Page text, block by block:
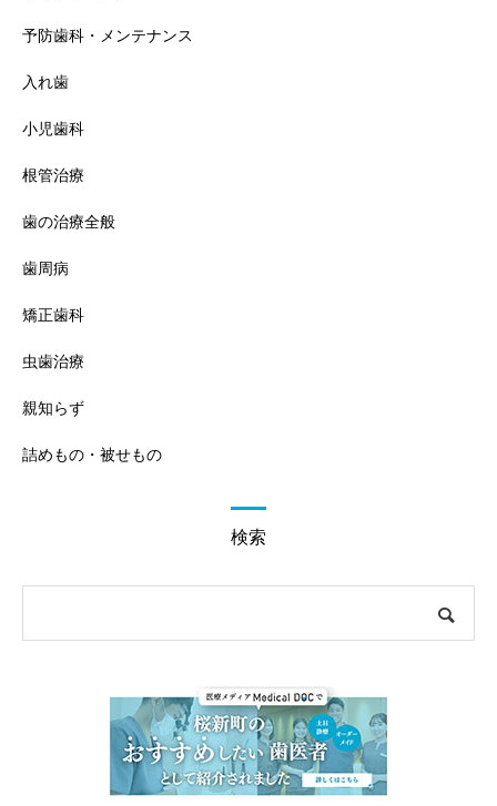
予防歯科・メンテナンス
入れ歯
小児歯科
根管治療
歯の治療全般
歯周病
矯正歯科
虫歯治療
親知らず
詰めもの・被せもの
検索